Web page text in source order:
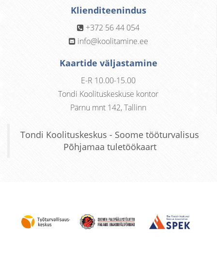
Klienditeenindus
+372 56 44 054
info@koolitamine.ee
Kaartide väljastamine
E-R 10.00-15.00
Tondi Koolituskeskuse kontor
Pärnu mnt 142, Tallinn
Tondi Koolituskeskus - Soome tööturvalisus
Põhjamaa tuletöökaart